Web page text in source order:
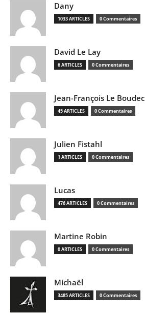
Dany
1033 ARTICLES 0 Commentaires
David Le Lay
6 ARTICLES 0 Commentaires
Jean-François Le Boudec
45 ARTICLES 0 Commentaires
Julien Fistahl
1 ARTICLES 0 Commentaires
Lucas
476 ARTICLES 0 Commentaires
Martine Robin
0 ARTICLES 0 Commentaires
Michaël
3485 ARTICLES 0 Commentaires